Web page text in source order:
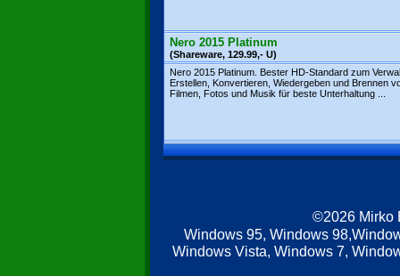
Nero 2015 Platinum
(Shareware, 129.99,- U)
Nero 2015 Platinum. Bester HD-Standard zum
Erstellen, Konvertieren, Wiedergeben und Brennen
Filmen, Fotos und Musik für beste Unterhaltung ...
©2026 Mirko
Windows 95, Windows
Windows Vista, Windows 7,